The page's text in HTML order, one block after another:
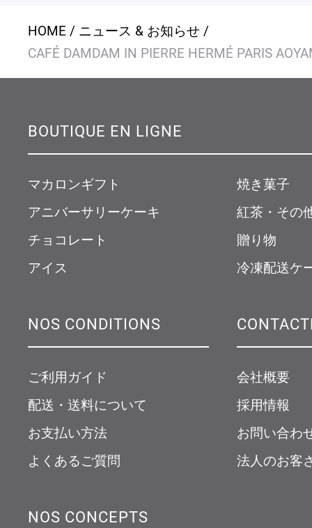
HOME
ニュース & お知らせ
CAFÉ DAMDAM IN PIERRE HERMÉ PARIS
BOUTIQUE EN LIGNE
マカロンギフト
アニバーサリーケーキ
チョコレート
アイス
焼き菓子
紅茶・その
贈り物
冷凍配送ケ
NOS CONDITIONS
ご利用ガイド
配送・送料について
お支払い方法
よくあるご質問
会社概要
採用情報
お問い合わ
法人のお客
NOS CONCEPTS